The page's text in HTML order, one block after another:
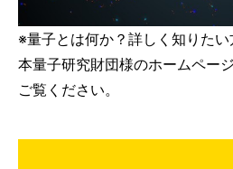
※量子とは何か？詳しく知りた
本量子研究財団様のホームペー
ご覧ください。